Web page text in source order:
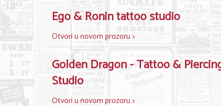
Ego & Ronin tattoo studio
Otvori u novom prozoru >
Golden Dragon - Tattoo &
Studio
Otvori u novom prozoru >